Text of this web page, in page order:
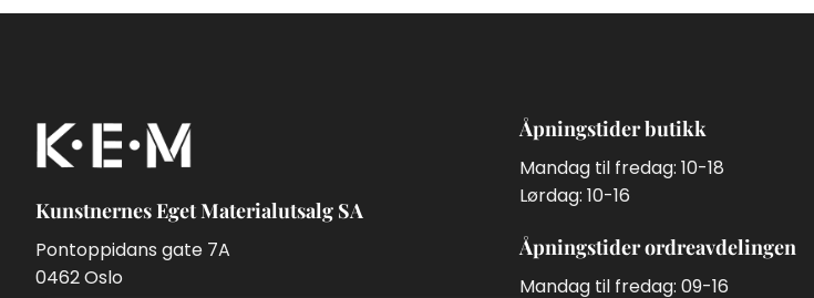
Kunstnernes Eget Materialutsalg SA
Pontoppidans gate 7A
0462 Oslo
Åpningstider butikk
Mandag til fredag: 10-18
Lørdag: 10-16
Åpningstider ordreavdelingen
Mandag til fredag: 09-16